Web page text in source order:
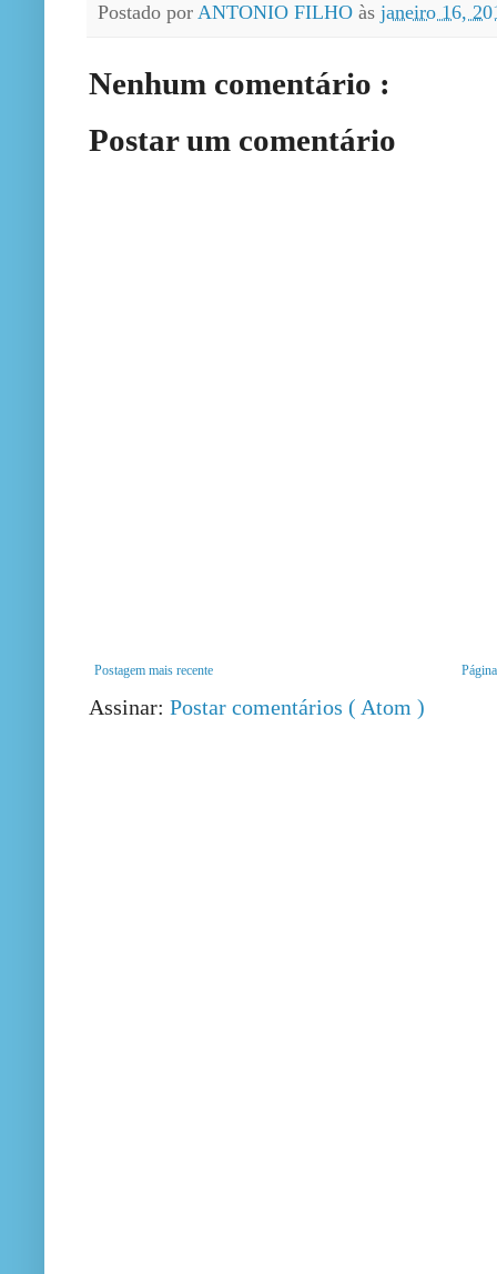
Postado por ANTONIO FILHO às janeiro 16,
Nenhum comentário :
Postar um comentário
Postagem mais recente
Assinar: Postar comentários ( Atom )